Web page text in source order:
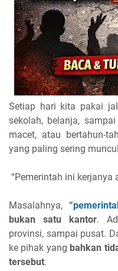
Setiap hari kita pakai
sekolah, belanja,
macet, atau bertahun-
yang paling sering
“Pemerintah ini kerjanya
Masalahnya, “
bukan satu kantor.
provinsi, sampai pusat.
ke pihak yang bahkan
tersebut.